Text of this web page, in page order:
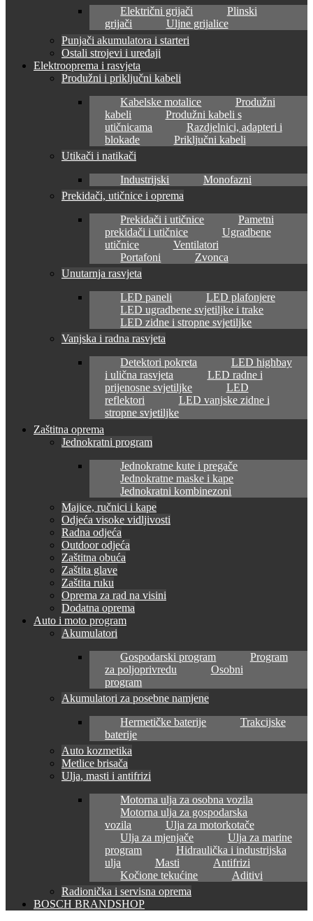
Električni grijači
Plinski
grijači
Uljne grijalice
Punjači akumulatora i starteri
Ostali strojevi i uređaji
Elektrooprema i rasvjeta
Produžni i priključni kabeli
Kabelske motalice
Produžni
kabeli
Produžni kabeli s
utičnicama
Razdjelnici, adapteri i
blokade
Priključni kabeli
Utikači i natikači
Industrijski
Monofazni
Prekidači, utičnice i oprema
Prekidači i utičnice
Pametni
prekidači i utičnice
Ugradbene
utičnice
Ventilatori
Portafoni
Zvonca
Unutarnja rasvjeta
LED paneli
LED plafonjere
LED ugradbene svjetiljke i trake
LED zidne i stropne svjetiljke
Vanjska i radna rasvjeta
Detektori pokreta
LED highbay
i ulična rasvjeta
LED radne i
prijenosne svjetiljke
LED
reflektori
LED vanjske zidne i
stropne svjetiljke
Zaštitna oprema
Jednokratni program
Jednokratne kute i pregače
Jednokratne maske i kape
Jednokratni kombinezoni
Majice, ručnici i kape
Odjeća visoke vidljivosti
Radna odjeća
Outdoor odjeća
Zaštitna obuća
Zaštita glave
Zaštita ruku
Oprema za rad na visini
Dodatna oprema
Auto i moto program
Akumulatori
Gospodarski program
Program
za poljoprivredu
Osobni
program
Akumulatori za posebne namjene
Hermetičke baterije
Trakcijske
baterije
Auto kozmetika
Metlice brisača
Ulja, masti i antifrizi
Motorna ulja za osobna vozila
Motorna ulja za gospodarska
vozila
Ulja za motorkotače
Ulja za mjenjače
Ulja za marine
program
Hidraulička i industrijska
ulja
Masti
Antifrizi
Kočione tekućine
Aditivi
Radionička i servisna oprema
BOSCH BRANDSHOP